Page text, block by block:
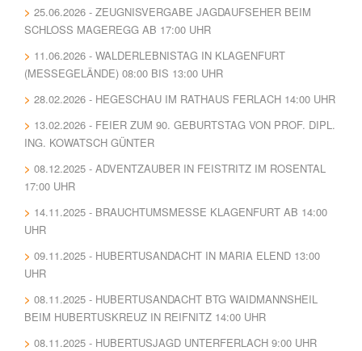
25.06.2026 - ZEUGNISVERGABE JAGDAUFSEHER BEIM
SCHLOSS MAGEREGG AB 17:00 UHR
11.06.2026 - WALDERLEBNISTAG IN KLAGENFURT
(MESSEGELÄNDE) 08:00 BIS 13:00 UHR
28.02.2026 - HEGESCHAU IM RATHAUS FERLACH 14:00 UHR
13.02.2026 - FEIER ZUM 90. GEBURTSTAG VON PROF. DIPL.
ING. KOWATSCH GÜNTER
08.12.2025 - ADVENTZAUBER IN FEISTRITZ IM ROSENTAL
17:00 UHR
14.11.2025 - BRAUCHTUMSMESSE KLAGENFURT AB 14:00
UHR
09.11.2025 - HUBERTUSANDACHT IN MARIA ELEND 13:00
UHR
08.11.2025 - HUBERTUSANDACHT BTG WAIDMANNSHEIL
BEIM HUBERTUSKREUZ IN REIFNITZ 14:00 UHR
08.11.2025 - HUBERTUSJAGD UNTERFERLACH 9:00 UHR